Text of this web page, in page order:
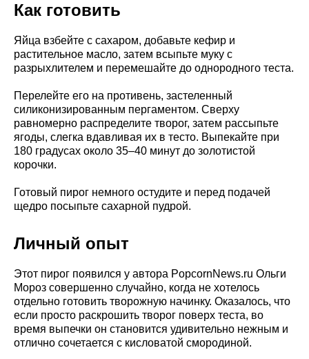
Как готовить
Яйца взбейте с сахаром, добавьте кефир и
растительное масло, затем всыпьте муку с
разрыхлителем и перемешайте до однородного теста.
Перелейте его на противень, застеленный
силиконизированным пергаментом. Сверху
равномерно распределите творог, затем рассыпьте
ягоды, слегка вдавливая их в тесто. Выпекайте при
180 градусах около 35–40 минут до золотистой
корочки.
Готовый пирог немного остудите и перед подачей
щедро посыпьте сахарной пудрой.
Личный опыт
Этот пирог появился у автора PopcornNews.ru Ольги
Мороз совершенно случайно, когда не хотелось
отдельно готовить творожную начинку. Оказалось, что
если просто раскрошить творог поверх теста, во
время выпечки он становится удивительно нежным и
отлично сочетается с кисловатой смородиной.